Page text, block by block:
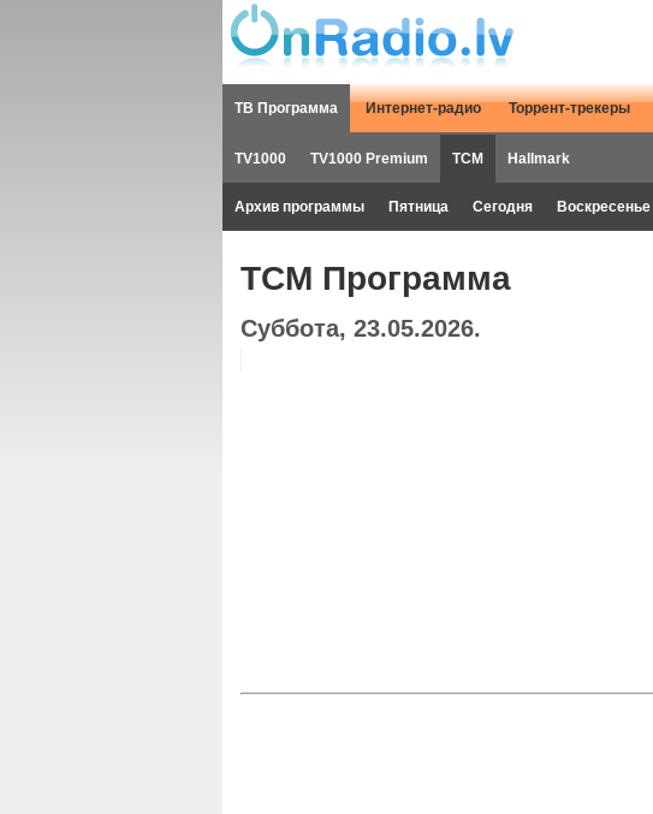
ТВ Программа Интернет-радио Торрент-трекеры
TV1000 TV1000 Premium TCM Hallmark
Архив программы Пятница Сегодня Воскресенье
TCM Программа
Суббота, 23.05.2026.